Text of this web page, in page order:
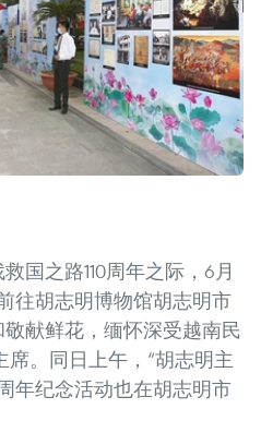
国之路110周年之际，6月
往胡志明博物馆胡志明市
献鲜花，缅怀深受越南民
。同日上午，“胡志明主
年纪念活动也在胡志明市